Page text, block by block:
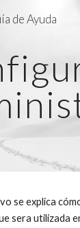
de Ayuda
se explica
sera utilizada